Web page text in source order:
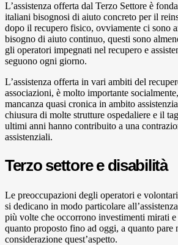
L’assistenza offerta dal Terzo Settore è
italiani bisognosi di aiuto concreto per il
dopo il recupero fisico, ovviamente ci sono
bisogno di aiuto continuo, questi sono
gli operatori impegnati nel recupero e
seguono ogni giorno.
L’assistenza offerta in vari ambiti del
associazioni, è molto importante
mancanza quasi cronica in ambito
chiusura di molte strutture ospedaliere e il
ultimi anni hanno contribuito a una
assistenziali.
Terzo settore e disabilità
Le preoccupazioni degli operatori e
si dedicano in modo particolare
più volte che occorrono investimenti mirati
quanto proposto fino ad oggi, a quanto pare
considerazione quest’aspetto.